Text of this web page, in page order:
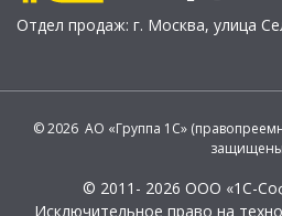
Отдел продаж: г. Москва, улица
© 2026 АО «Группа 1С»
защищены
© 2011- 2026 ООО «1С-
Исключительное право на